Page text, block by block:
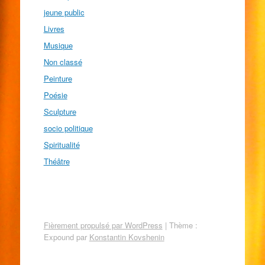
jeune public
Livres
Musique
Non classé
Peinture
Poésie
Sculpture
socio politique
Spiritualité
Théâtre
Fièrement propulsé par WordPress | Thème :
Expound par Konstantin Kovshenin